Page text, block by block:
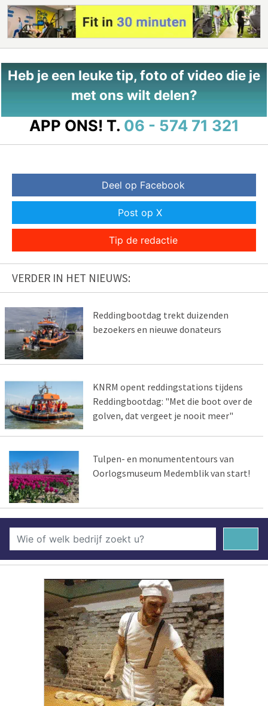
Heb je een leuke tip, foto of video die je
met ons wilt delen?
APP ONS! T. 06 - 574 71 321
Deel op Facebook
Post op X
Tip de redactie
VERDER IN HET NIEUWS:
Reddingbootdag trekt duizenden
bezoekers en nieuwe donateurs
KNRM opent reddingstations tijdens
Reddingbootdag: "Met die boot over de
golven, dat vergeet je nooit meer"
Tulpen- en monumententours van
Oorlogsmuseum Medemblik van start!